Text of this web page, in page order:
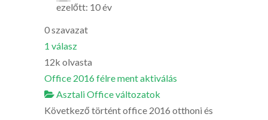
ezelőtt: 10 év
0szavazat
1 válasz
12k olvasta
Office 2016 félre ment aktiválás
Asztali Office változatok
Következő történt office 2016 otthoni és